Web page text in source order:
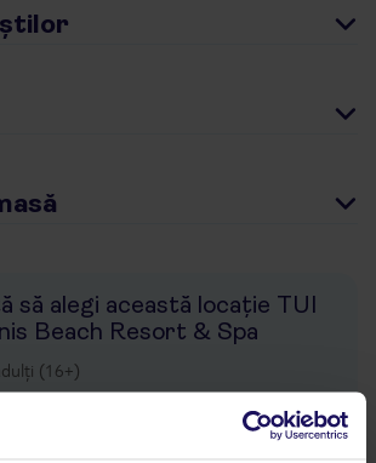
să alegi această locație TUI
Beach Resort & Spa
(16+)
întregul hotel
și activități sportive